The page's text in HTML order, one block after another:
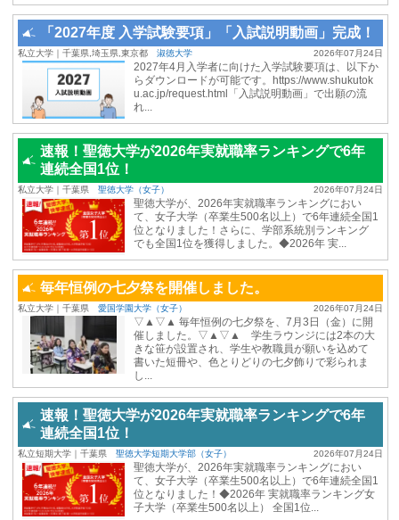
「2027年度 入学試験要項」「入試説明動画」完成！
2026年07月24日
私立大学｜千葉県,埼玉県,東京都 淑徳大学
2027年4月入学者に向けた入学試験要項は、以下か
らダウンロードが可能です。https://www.shukutok
u.ac.jp/request.html「入試説明動画」で出願の流
れ...
速報！聖徳大学が2026年実就職率ランキングで6年
連続全国1位！
2026年07月24日
私立大学｜千葉県 聖徳大学（女子）
聖徳大学が、2026年実就職率ランキングにおい
て、女子大学（卒業生500名以上）で6年連続全国1
位となりました！さらに、学部系統別ランキング
でも全国1位を獲得しました。◆2026年 実...
毎年恒例の七夕祭を開催しました。
2026年07月24日
私立大学｜千葉県 愛国学園大学（女子）
▽▲▽▲ 毎年恒例の七夕祭を、7月3日（金）に開
催しました。▽▲▽▲ 学生ラウンジには2本の大
きな笹が設置され、学生や教職員が願いを込めて
書いた短冊や、色とりどりの七夕飾りで彩られま
し...
速報！聖徳大学が2026年実就職率ランキングで6年
連続全国1位！
2026年07月24日
私立短期大学｜千葉県 聖徳大学短期大学部（女子）
聖徳大学が、2026年実就職率ランキングにおい
て、女子大学（卒業生500名以上）で6年連続全国1
位となりました！◆2026年 実就職率ランキング女
子大学（卒業生500名以上） 全国1位...